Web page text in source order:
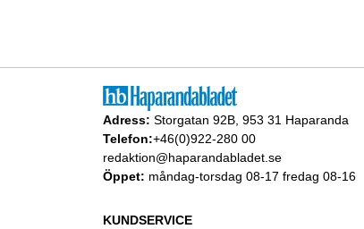
Adress: Storgatan 92B, 953 31 Haparanda
Telefon:+46(0)922-280 00
redaktion@haparandabladet.se
Öppet: måndag-torsdag 08-17 fredag 08-16
KUNDSERVICE